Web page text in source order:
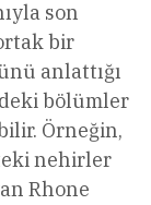
son
bir
anlattığı
bölümler
Örneğin,
nehirler
Rhone